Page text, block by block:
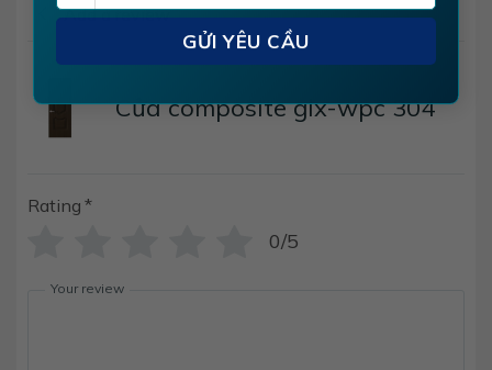
Add a review
Cửa composite glx-wpc 304
Rating *
0/5
Your review